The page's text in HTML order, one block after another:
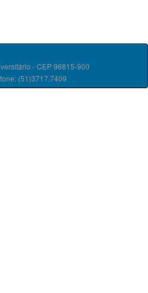
- CEP 96815-900
(51)3717.7409